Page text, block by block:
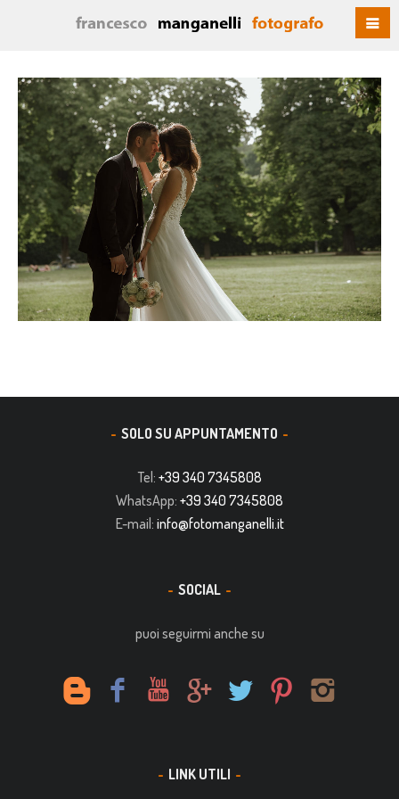
SOLO SU APPUNTAMENTO
Tel: +39 340 7345808
WhatsApp: +39 340 7345808
E-mail: info@fotomanganelli.it
SOCIAL
puoi seguirmi anche su
LINK UTILI